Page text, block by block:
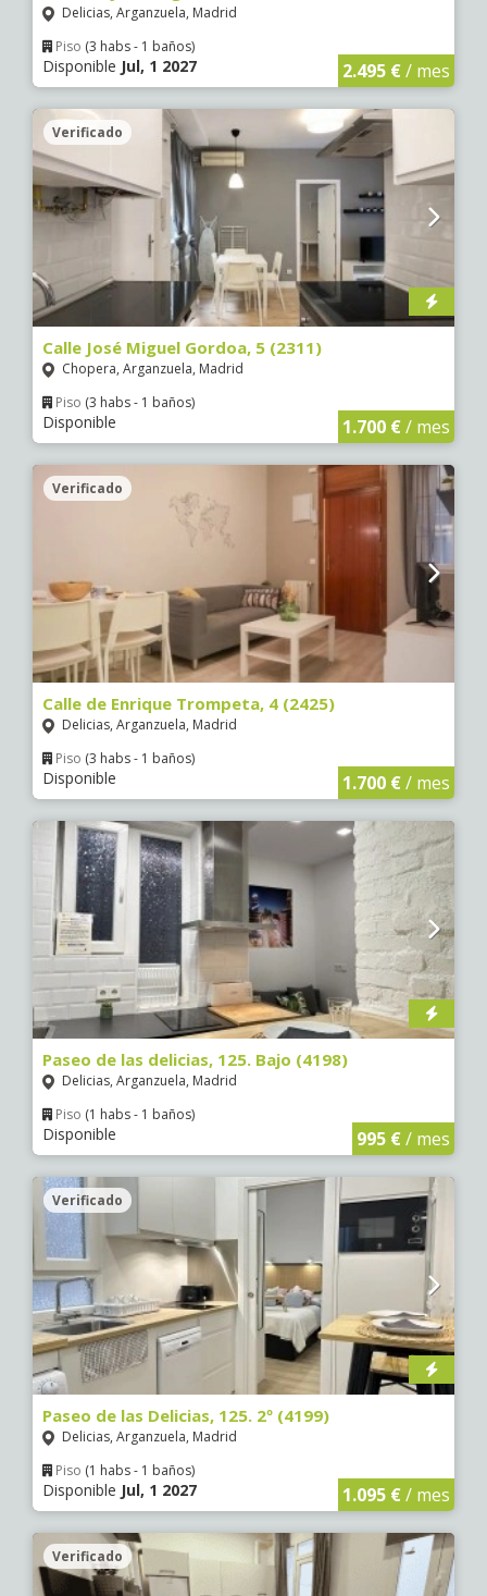
Delicias, Arganzuela, Madrid
Piso (3 habs - 1 baños)
Disponible Jul, 1 2027 2.495 €/ mes
Verificado
Calle José Miguel Gordoa, 5 (2311)
Chopera, Arganzuela, Madrid
Piso (3 habs - 1 baños)
Disponible 1.700 €/ mes
Verificado
Calle de Enrique Trompeta, 4 (2425)
Delicias, Arganzuela, Madrid
Piso (3 habs - 1 baños)
Disponible 1.700 €/ mes
Paseo de las delicias, 125. Bajo (4198)
Delicias, Arganzuela, Madrid
Piso (1 habs - 1 baños)
Disponible 995 €/ mes
Verificado
Paseo de las Delicias, 125. 2º (4199)
Delicias, Arganzuela, Madrid
Piso (1 habs - 1 baños)
Disponible Jul, 1 2027 1.095 €/ mes
Verificado